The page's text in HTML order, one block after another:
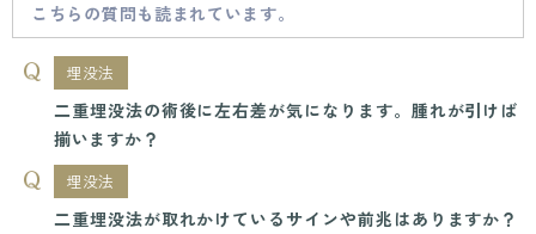
こちらの質問も読まれています。
埋没法
二重埋没法の術後に左右差が気になります。腫れが引けば
揃いますか？
埋没法
二重埋没法が取れかけているサインや前兆はありますか？